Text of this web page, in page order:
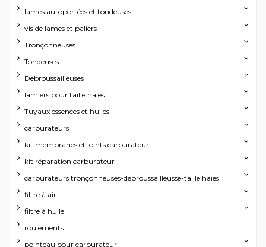
lames autoportées et tondeuses
vis de lames et paliers
Tronçonneuses
Tondeuses
Debroussailleuses
lamiers pour taille haies
Tuyaux essences et huiles
carburateurs
kit membranes et joints carburateur
kit réparation carburateur
carburateurs tronçonneuses-débroussailleusse-taille haies
filtre à air
filtre à huile
roulements
pointeau pour carburateur